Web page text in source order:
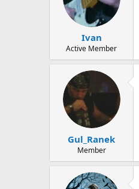
Ivan
Active Member
Gul_Ranek
Member